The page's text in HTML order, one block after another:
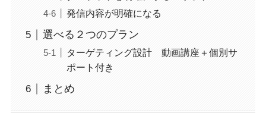
発信内容が明確になる
選べる２つのプラン
ターゲティング設計 動画講座＋個別サ
ポート付き
まとめ